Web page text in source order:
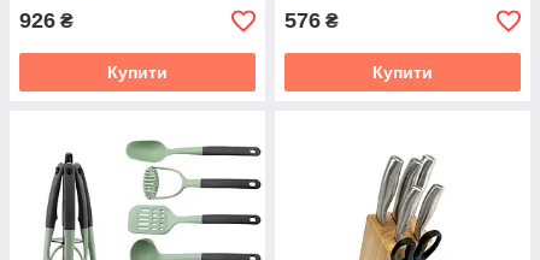
926 ₴
Купити
576 ₴
Купити